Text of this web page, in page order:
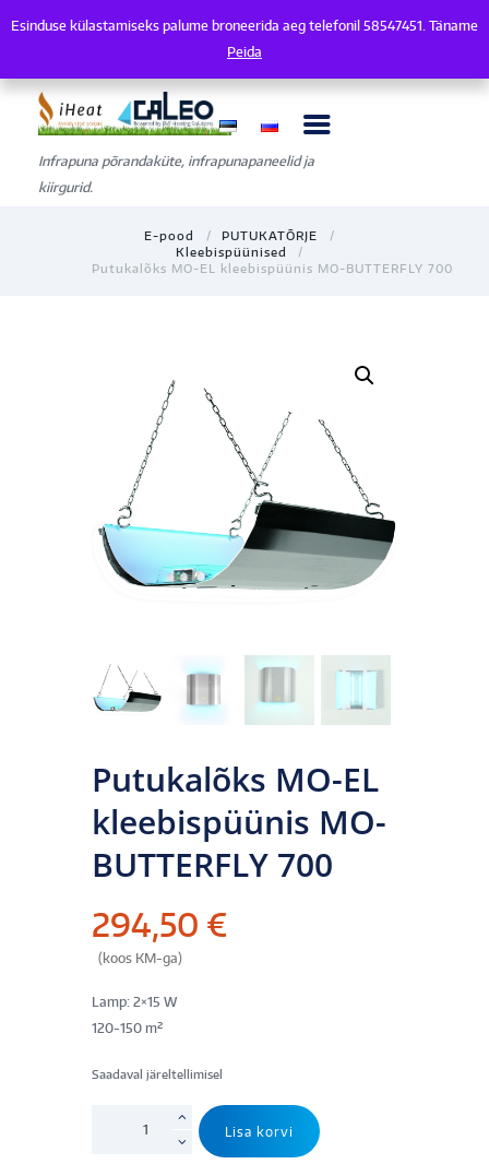
Infrapuna põrandaküte, infrapunapaneelid ja
kiirgurid.
E-pood
PUTUKATÕRJE
Kleebispüünised
Putukalõks MO-EL kleebispüünis MO-BUTTERFLY 700
Putukalõks MO-EL
kleebispüünis MO-
BUTTERFLY 700
294,50 €
(koos KM-ga)
Lamp: 2×15 W
120-150 m²
Saadaval järeltellimisel
Lisa korvi
Esinduse külastamiseks palume broneerida aeg telefonil 58547451.
Esinduse külastamiseks palume broneerida aeg telefonil 58547451. Täname
Peida